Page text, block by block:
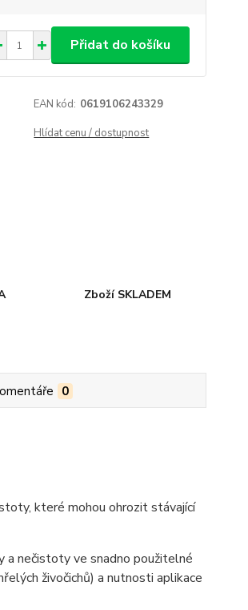
Přidat do košíku
EAN kód: 0619106243329
Hlídat cenu / dostupnost
Zboží SKLADEM
0
které mohou ohrozit stávající
a nečistoty ve snadno použitelné
živočichů) a nutnosti aplikace